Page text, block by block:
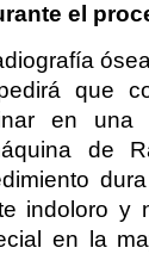
el
que
en una
de
indoloro y
en la